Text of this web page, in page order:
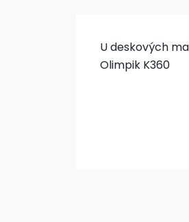
U deskových
Olimpik K360